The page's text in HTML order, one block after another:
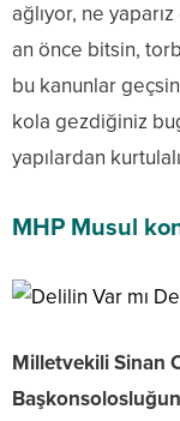
ağlıyor, ne
an önce bitsin,
bu kanunlar
kola gezdiğiniz
yapılardan
MHP Musul
Milletvekili Sinan